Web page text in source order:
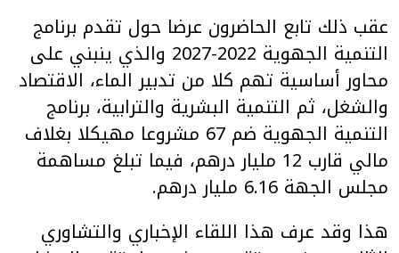
عقب ذلك تابع الحاضرون عرضا حول تقدم برنامج
التنمية الجهوية 2022-2027 والذي ينبني على
محاور أساسية تهم كلا من تدبير الماء، الاقتصاد
والشغل، ثم التنمية البشرية والترابية، برنامج
التنمية الجهوية ضم 67 مشروعا مهيكلا بغلاف
مالي قارب 12 مليار درهم، فيما تبلغ مساهمة
مجلس الجهة 6.16 مليار درهم.
هذا وقد عرف هذا اللقاء الإخباري والتشاوري